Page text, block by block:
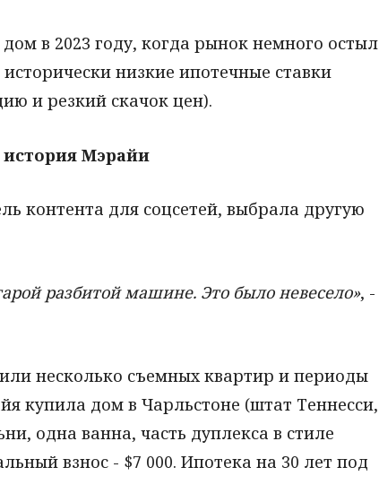
в 2023 году, когда рынок немного остыл
низкие ипотечные ставки
и резкий скачок цен).
Мэрайи
контента для соцсетей, выбрала другую
разбитой машине. Это было невесело», -
несколько съемных квартир и периоды
купила дом в Чарльстоне (штат Теннесси,
одна ванна, часть дуплекса в стиле
взнос - $7 000. Ипотека на 30 лет под